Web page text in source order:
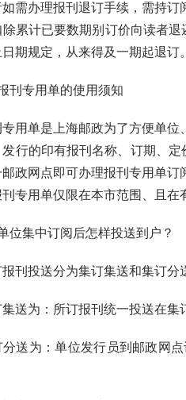
办理报刊退订手续，需持订
累计已要数期别订价向读者
期规定，从来得及一期起退订
专用单的使用须知
单是上海邮政为了方便单位
行的印有报刊名称、订期、定
政网点即可办理报刊专用单
专用单仅限在本市范围、且在
集中订阅后怎样投送到户？
投送分为集订集送和集订分
为：所订报刊统一投送在集
为：单位发行员到邮政网点